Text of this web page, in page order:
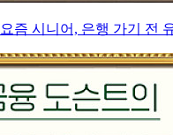
요즘 시니어, 은행 가기 전